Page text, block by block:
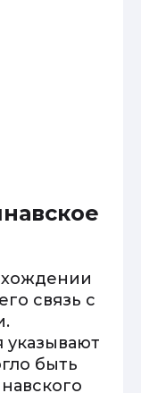
связь с
быть